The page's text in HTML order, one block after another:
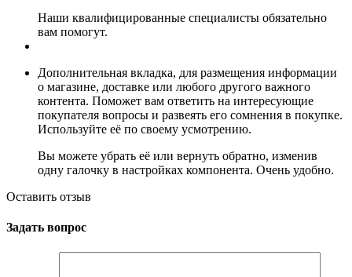
Наши квалифицированные специалисты обязательно
вам помогут.
Дополнительная вкладка, для размещения информации
о магазине, доставке или любого другого важного
контента. Поможет вам ответить на интересующие
покупателя вопросы и развеять его сомнения в покупке.
Используйте её по своему усмотрению.
Вы можете убрать её или вернуть обратно, изменив
одну галочку в настройках компонента. Очень удобно.
Оставить отзыв
Задать вопрос